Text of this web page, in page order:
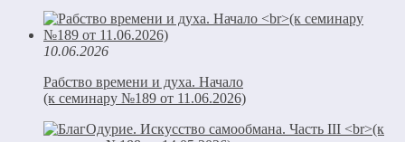
10.06.2026
Рабство времени и духа. Начало
(к семинару №189 от 11.06.2026)